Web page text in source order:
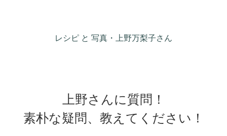
レシピ と 写真・上野万梨子さん
上野さんに質問！
素朴な疑問、教えてください！